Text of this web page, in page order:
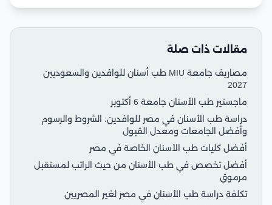
مقالات ذات صلة
مصاريف جامعة MIU طب أسنان للوافدين والسعوديين
2027
ماجستير طب الأسنان جامعة 6 أكتوبر
دراسة طب الأسنان في مصر للوافدين: الشروط والرسوم
وأفضل الجامعات ومعدل القبول
أفضل كليات طب الأسنان الخاصة في مصر
أفضل تخصص في طب الأسنان من حيث الراتب لمستقبل
مرموق
تكلفة دراسة طب الأسنان في مصر لغير المصريين